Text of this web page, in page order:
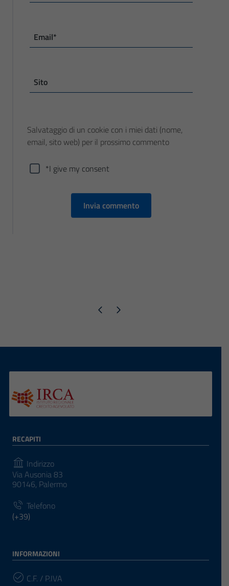
Email*
Sito
Salvataggio di un cookie con i miei dati (nome,
email, sito web) per il prossimo commento
*I give my consent
Pagina precedente
Pagina successiva
RECAPITI
Indirizzo
Via Ausonia 83
90146, Palermo
Telefono
(+39)
INFORMAZIONI
C.F. / P.IVA